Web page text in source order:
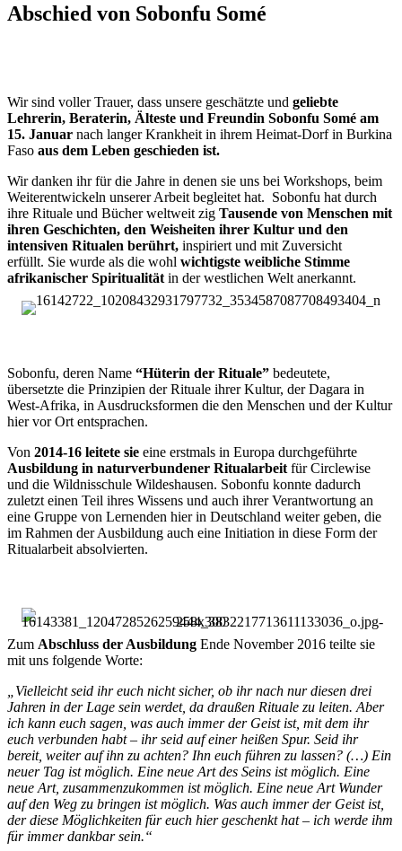
Abschied von Sobonfu Somé
Wir sind voller Trauer, dass unsere geschätzte und geliebte
Lehrerin, Beraterin, Älteste und Freundin Sobonfu Somé am
15. Januar nach langer Krankheit in ihrem Heimat-Dorf in Burkina
Faso aus dem Leben geschieden ist.
Wir danken ihr für die Jahre in denen sie uns bei Workshops, beim
Weiterentwickeln unserer Arbeit begleitet hat. Sobonfu hat durch
ihre Rituale und Bücher weltweit zig Tausende von Menschen mit
ihren Geschichten, den Weisheiten ihrer Kultur und den
intensiven Ritualen berührt, inspiriert und mit Zuversicht
erfüllt. Sie wurde als die wohl wichtigste weibliche Stimme
afrikanischer Spiritualität in der westlichen Welt anerkannt.
Sobonfu, deren Name “Hüterin der Rituale” bedeutete,
übersetzte die Prinzipien der Rituale ihrer Kultur, der Dagara in
West-Afrika, in Ausdrucksformen die den Menschen und der Kultur
hier vor Ort entsprachen.
Von 2014-16 leitete sie eine erstmals in Europa durchgeführte
Ausbildung in naturverbundener Ritualarbeit für Circlewise
und die Wildnisschule Wildeshausen. Sobonfu konnte dadurch
zuletzt einen Teil ihres Wissens und auch ihrer Verantwortung an
eine Gruppe von Lernenden hier in Deutschland weiter geben, die
im Rahmen der Ausbildung auch eine Initiation in diese Form der
Ritualarbeit absolvierten.
Zum Abschluss der Ausbildung Ende November 2016 teilte sie
mit uns folgende Worte:
„Vielleicht seid ihr euch nicht sicher, ob ihr nach nur diesen drei
Jahren in der Lage sein werdet, da draußen Rituale zu leiten. Aber
ich kann euch sagen, was auch immer der Geist ist, mit dem ihr
euch verbunden habt – ihr seid auf einer heißen Spur. Seid ihr
bereit, weiter auf ihn zu achten? Ihn euch führen zu lassen? (…) Ein
neuer Tag ist möglich. Eine neue Art des Seins ist möglich. Eine
neue Art, zusammenzukommen ist möglich. Eine neue Art Wunder
auf den Weg zu bringen ist möglich. Was auch immer der Geist ist,
der diese Möglichkeiten für euch hier geschenkt hat – ich werde ihm
für immer dankbar sein.“